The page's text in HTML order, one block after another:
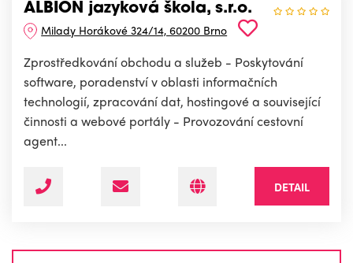
ALBION jazyková škola, s.r.o.
Milady Horákové 324/14, 60200 Brno
Zprostředkování obchodu a služeb - Poskytování
software, poradenství v oblasti informačních
technologií, zpracování dat, hostingové a související
činnosti a webové portály - Provozování cestovní
agent...
DETAIL